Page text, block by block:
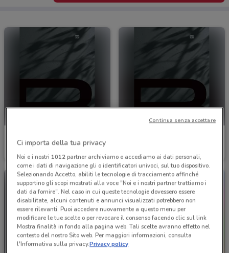
Scade il 31/12 4.7 km Scade il 31/12
Ci importa della tua privacy
Noi e i nostri 1012partner archiviamo e accediamo ai dati personali,
come i dati di navigazione gli o identificatori univoci, sul tuo dispositivo.
Selezionando Accetto, abiliti le tecnologie di tracciamento affinché
supportino gli scopi mostrati alla voce "Noi e i nostri partner trattiamo i
dati da fornire". Nel caso in cui queste tecnologie dovessero essere
disabilitate, alcuni contenuti e annunci visualizzati potrebbero non
essere rilevanti. Puoi accedere nuovamente a questo menu per
modificare le tue scelte o per revocare il consenso facendo clic sul link
Mostra finalità in fondo alla pagina web. Tali scelte avranno effetto nel
contesto del nostro Sito web. Per maggiori informazioni, consulta
l'Informativa sulla privacy.Privacy policy
Continua senza accettare